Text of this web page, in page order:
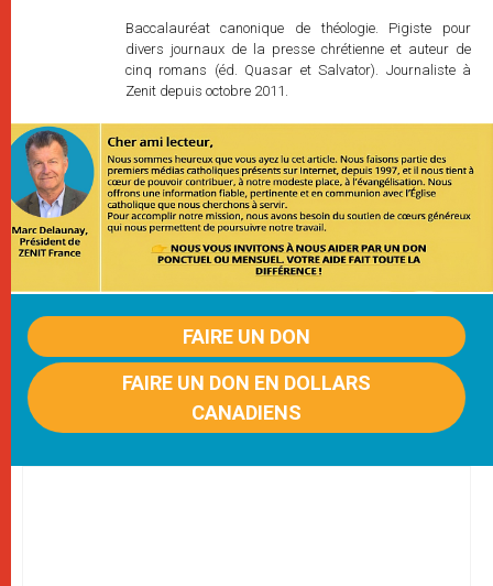
Baccalauréat canonique de théologie. Pigiste pour
divers journaux de la presse chrétienne et auteur de
cinq romans (éd. Quasar et Salvator). Journaliste à
Zenit depuis octobre 2011.
FAIRE UN DON
FAIRE UN DON EN DOLLARS
CANADIENS